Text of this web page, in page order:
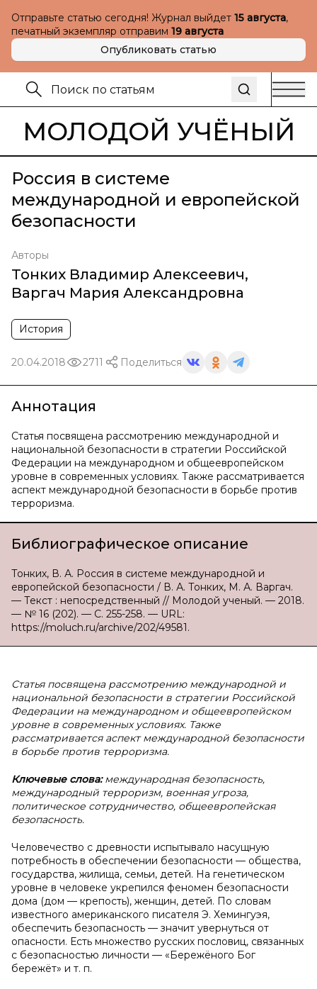
Отправьте статью сегодня! Журнал выйдет 15 августа,
печатный экземпляр отправим 19 августа
Опубликовать статью
МОЛОДОЙ УЧЁНЫЙ
Россия в системе
международной и европейской
безопасности
Авторы
Тонких Владимир Алексеевич,
Варгач Мария Александровна
История
20.04.2018 2711 Поделиться
Аннотация
Статья посвящена рассмотрению международной и
национальной безопасности в стратегии Российской
Федерации на международном и общеевропейском
уровне в современных условиях. Также рассматривается
аспект международной безопасности в борьбе против
терроризма.
Библиографическое описание
Тонких, В. А. Россия в системе международной и
европейской безопасности / В. А. Тонких, М. А. Варгач.
— Текст : непосредственный // Молодой ученый. — 2018.
— № 16 (202). — С. 255-258. — URL:
https://moluch.ru/archive/202/49581.
Статья посвящена рассмотрению международной и
национальной безопасности в стратегии Российской
Федерации на международном и общеевропейском
уровне в современных условиях. Также
рассматривается аспект международной безопасности
в борьбе против терроризма.
Ключевые слова:международная безопасность,
международный терроризм, военная угроза,
политическое сотрудничество, общеевропейская
безопасность.
Человечество с древности испытывало насущную
потребность в обеспечении безопасности — общества,
государства, жилища, семьи, детей. На генетическом
уровне в человеке укрепился феномен безопасности
дома (дом — крепость), женщин, детей. По словам
известного американского писателя Э. Хемингуэя,
обеспечить безопасность — значит увернуться от
опасности. Есть множество русских пословиц, связанных
с безопасностью личности — «Бережёного Бог
бережёт» и т. п.